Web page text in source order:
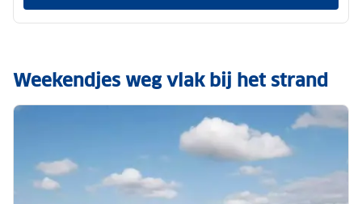
Weekendjes weg vlak bij het strand